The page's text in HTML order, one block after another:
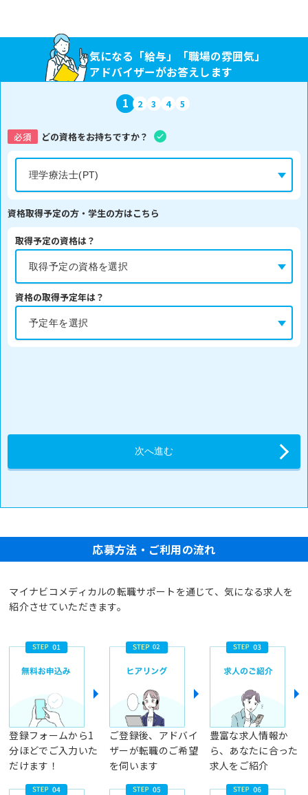
気になる「給与」「職場の雰囲気」
アドバイザーがお答えします
1 2 3 4 5
必須 どの資格をお持ちですか？
資格取得予定の方・学生の方はこちら
取得予定の資格は？
資格の取得予定年は？
応募方法・ご利用の流れ
マイナビコメディカルの転職サポートを通じて、気になる求人を
紹介させていただきます。
登録フォームから1
分ほどでご入力いた
だけます！
ご登録後、アドバイ
ザーが転職のご希望
を伺います
豊富な求人情報か
ら、あなたに合った
求人をご紹介